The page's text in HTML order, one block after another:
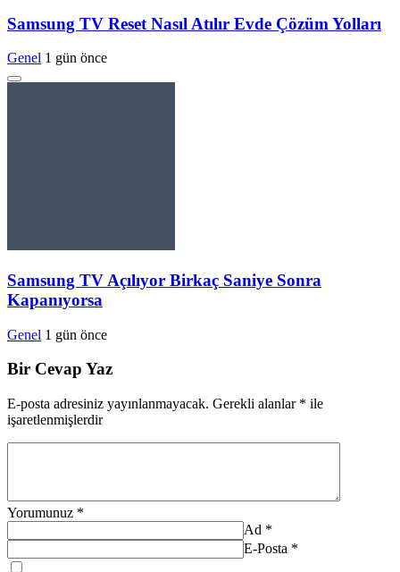
Samsung TV Reset Nasıl Atılır Evde Çözüm Yolları
Genel 1 gün önce
Samsung TV Açılıyor Birkaç Saniye Sonra
Kapanıyorsa
Genel 1 gün önce
Bir Cevap Yaz
E-posta adresiniz yayınlanmayacak. Gerekli alanlar * ile
işaretlenmişlerdir
Yorumunuz *
Ad *
E-Posta *